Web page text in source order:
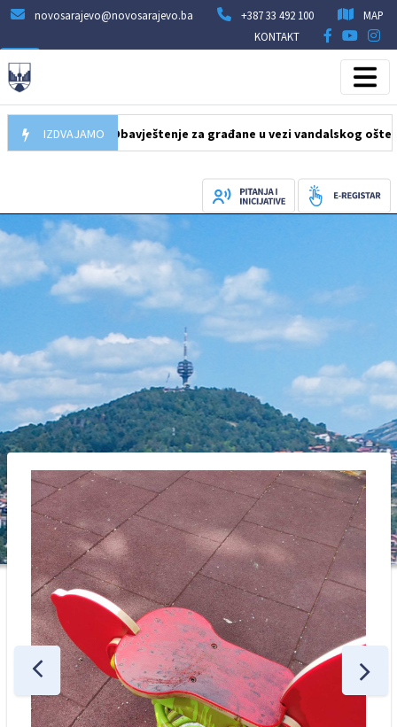
novosarajevo@novosarajevo.ba +387 33 492 100
MAP
KONTAKT
IZDVAJAMO
Obavještenje za građane u vezi vandalskog oštećenja